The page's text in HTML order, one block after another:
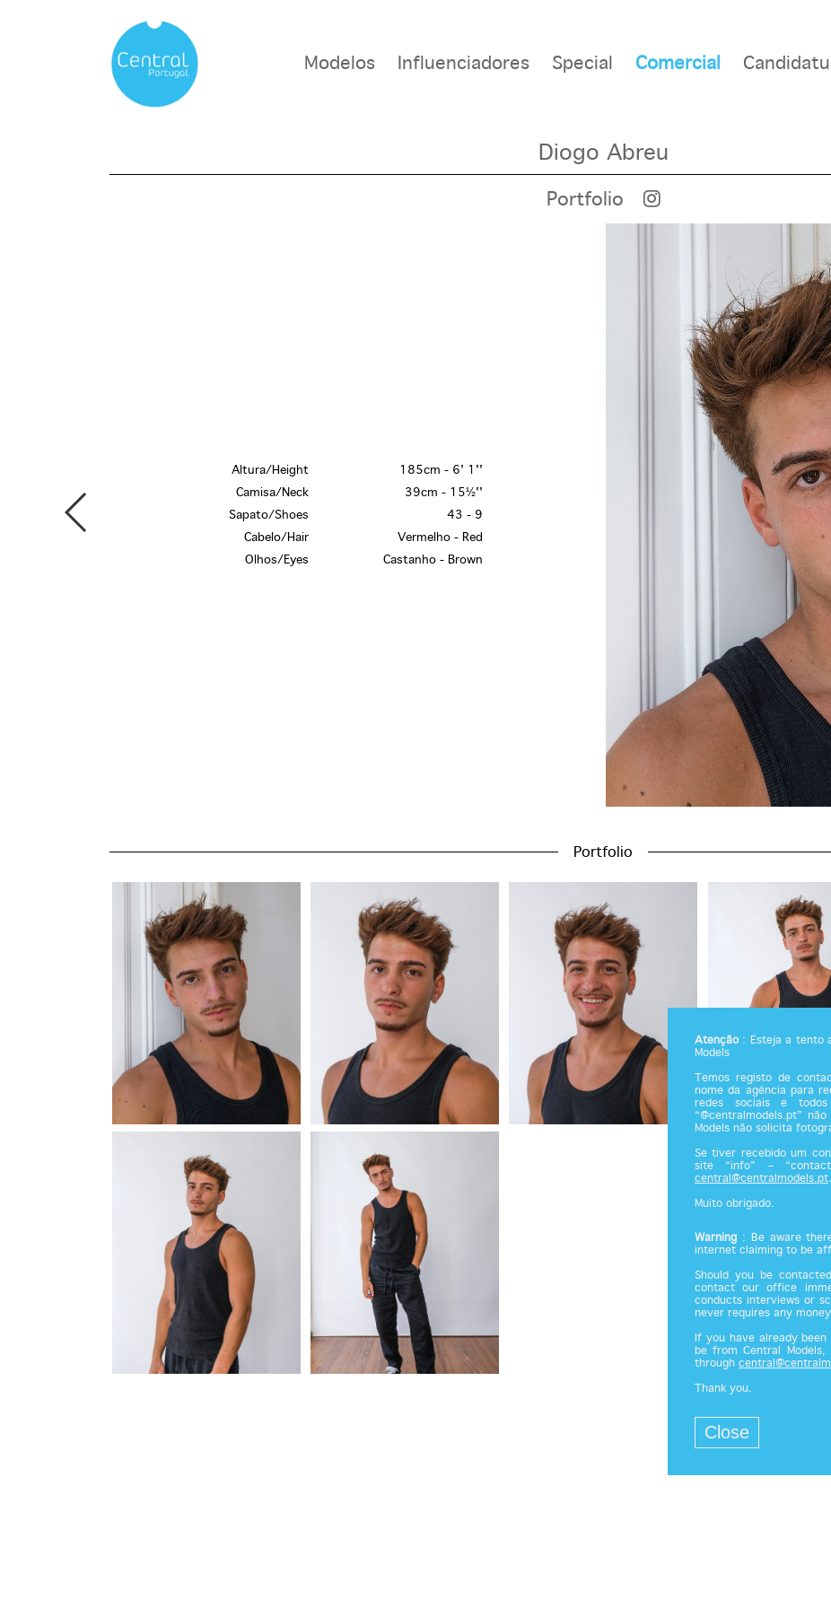
Modelos Influenciadores Special Comercial
Diogo Abreu
Portfolio
Altura/Height
185cm - 6' 1''
Camisa/Neck
39cm - 15½''
Sapato/Shoes
43 - 9
Cabelo/Hair
Vermelho - Red
Olhos/Eyes
Castanho - Brown
Portfolio
Atenção: Esteja a tento
Models
Temos registo de
nome da agência para
redes sociais e
“@centralmodels.pt”
Models não solicita
Se tiver recebido um
site “info” –
central@centralmodels.pt.
Muito obrigado.
Warning : Be aware
internet claiming to be
Should you be
contact our office
conducts interviews or
never requires any
If you have already
be from Central
through
Thank you.
Close